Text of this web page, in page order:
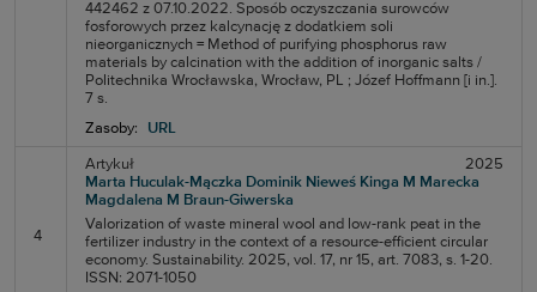
442462 z 07.10.2022. Sposób oczyszczania surowców
fosforowych przez kalcynację z dodatkiem soli
nieorganicznych = Method of purifying phosphorus raw
materials by calcination with the addition of inorganic salts /
Politechnika Wrocławska, Wrocław, PL ; Józef Hoffmann [i in.].
7 s.
Zasoby:
URL
4
Artykuł
2025
Marta Huculak-Mączka Dominik Nieweś Kinga M Marecka
Magdalena M Braun-Giwerska
Valorization of waste mineral wool and low-rank peat in the
fertilizer industry in the context of a resource-efficient circular
economy. Sustainability. 2025, vol. 17, nr 15, art. 7083, s. 1-20.
ISSN: 2071-1050